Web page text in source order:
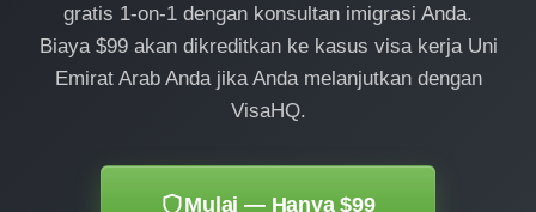
gratis 1-on-1 dengan konsultan imigrasi Anda.
Biaya $99 akan dikreditkan ke kasus visa kerja Uni
Emirat Arab Anda jika Anda melanjutkan dengan
VisaHQ.
Mulai — Hanya $99